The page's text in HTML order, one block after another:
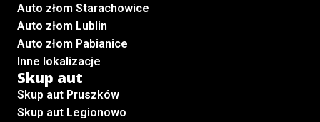
Auto złom Starachowice
Auto złom Lublin
Auto złom Pabianice
Inne lokalizacje
Skup aut
Skup aut Pruszków
Skup aut Legionowo